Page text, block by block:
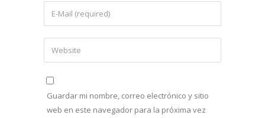
Guardar mi nombre, correo electrónico y sitio
web en este navegador para la próxima vez